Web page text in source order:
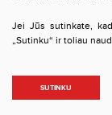
DUOMENŲ
© 2023 VšĮ
Jei Jūs sutinkate,
„Sutinku“ ir toliau
SUTINKU